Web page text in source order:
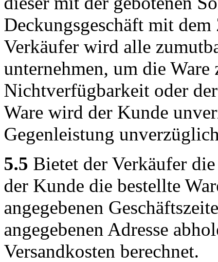
Deckungsgeschäft mit
Verkäufer wird alle
unternehmen, um die
Nichtverfügbarkeit oder
Ware wird der Kunde
Gegenleistung
5.5 Bietet der Verkäufer
der Kunde die bestellte
angegebenen
angegebenen Adresse
Versandkosten berechnet.